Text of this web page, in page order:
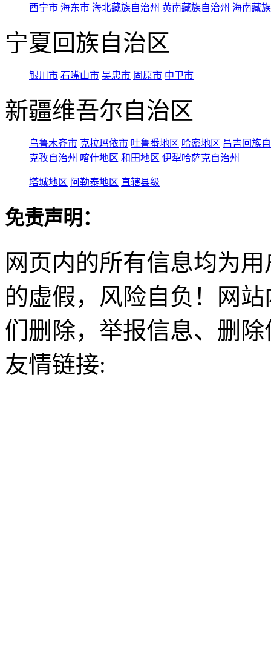
西宁市 海东市 海北藏族自治州 黄南藏族自治州 海南藏
宁夏回族自治区
银川市 石嘴山市 吴忠市 固原市 中卫市
新疆维吾尔自治区
乌鲁木齐市 克拉玛依市 吐鲁番地区 哈密地区 昌吉回族
克孜自治州 喀什地区 和田地区 伊犁哈萨克自治州
塔城地区 阿勒泰地区 直辖县级
免责声明：
网页内的所有信息均为
的虚假，风险自负！网
们删除，举报信息、删
友情链接: